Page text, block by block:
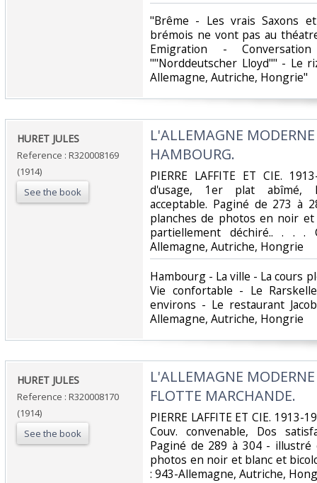
‎"Brême - Les vrais Saxons
brémois ne vont pas au
Emigration -
""Norddeutscher Lloyd"" - Le
Allemagne, Autriche, Hongrie"‎
‎HURET JULES‎
Reference : R320008169
(1914)
See the book
‎L'ALLEMAGNE
HAMBOURG.‎
‎PIERRE LAFFITE ET CIE.
d'usage, 1er plat abîmé,
acceptable. Paginé de 273 à
planches de photos en noir
partiellement déchiré.. . . .
Allemagne, Autriche, Hongrie‎
‎Hambourg - La ville - La cours
Vie confortable - Le
environs - Le restaurant
Allemagne, Autriche, Hongrie‎
‎HURET JULES‎
Reference : R320008170
(1914)
See the book
‎L'ALLEMAGNE
FLOTTE MARCHANDE.‎
‎PIERRE LAFFITE ET CIE.
Couv. convenable, Dos
Paginé de 289 à 304 - illustré
photos en noir et blanc et
: 943-Allemagne, Autriche,